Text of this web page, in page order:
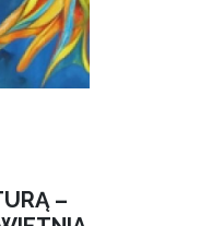
–